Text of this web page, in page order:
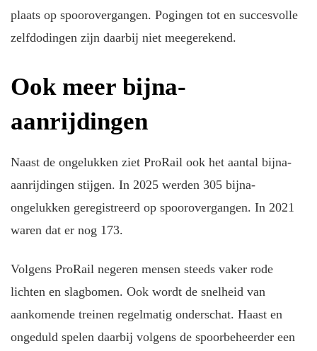
plaats op spoorovergangen. Pogingen tot en succesvolle
zelfdodingen zijn daarbij niet meegerekend.
Ook meer bijna-
aanrijdingen
Naast de ongelukken ziet ProRail ook het aantal bijna-
aanrijdingen stijgen. In 2025 werden 305 bijna-
ongelukken geregistreerd op spoorovergangen. In 2021
waren dat er nog 173.
Volgens ProRail negeren mensen steeds vaker rode
lichten en slagbomen. Ook wordt de snelheid van
aankomende treinen regelmatig onderschat. Haast en
ongeduld spelen daarbij volgens de spoorbeheerder een